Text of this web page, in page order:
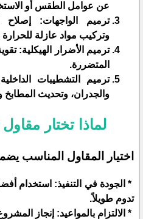
عن عوامل الطقس أو
ترميم الواجهات: إصلاح
وتركيب مواد عازلة للحرارة
ترميم الأضرار الهيكلية:
المتضررة.
ترميم التشطيبات
والجدران، وتحديث المطابخ
لماذا تختار
اختيار المقاول المناسب
* الجودة في التنفيذ: استخدام
تدوم طويلاً.
* الالتزام بالمواعيد: إنجاز